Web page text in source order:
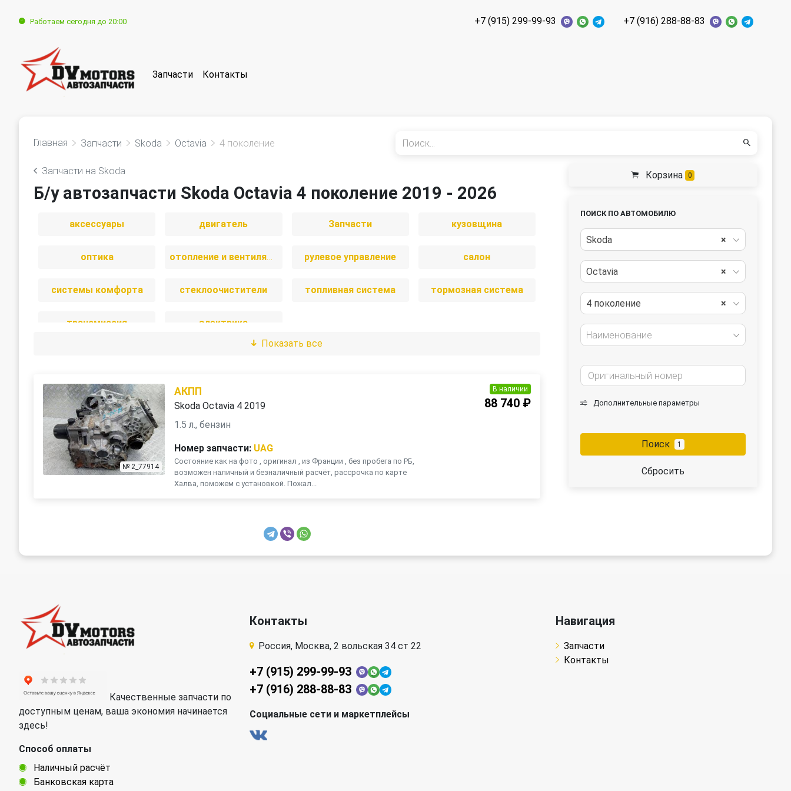
Работаем сегодня до 20:00 +7 (915) 299-99-93 +7 (916) 288-88-83
Запчасти Контакты
Главная Запчасти Skoda Octavia 4 поколение
Запчасти на Skoda
Б/у автозапчасти Skoda Octavia 4 поколение 2019 - 2026
аксессуары двигатель Запчасти кузовщина
оптика отопление и вентиляция рулевое управление салон
системы комфорта стеклоочистители топливная система тормозная система
трансмиссия
электрика
Показать все
№ 2_77914
АКПП
Skoda Octavia 4 2019
1.5 л., бензин
Номер запчасти: UAG
Состояние как на фото , оригинал , из Франции , без пробега по РБ,
возможен наличный и безналичный расчёт, рассрочка по карте
Халва, поможем с установкой. Пожал...
В наличии
88 740 ₽
Корзина 0
ПОИСК ПО АВТОМОБИЛЮ
×
Skoda
×
Octavia
×
4 поколение
Наименование
Дополнительные параметры
Поиск 1
Сбросить
Качественные запчасти по
доступным ценам, ваша экономия начинается
здесь!
Способ оплаты
Наличный расчёт
Банковская карта
Контакты
Россия, Москва, 2 вольская 34 ст 22
+7 (915) 299-99-93
+7 (916) 288-88-83
Социальные сети и маркетплейсы
Навигация
Запчасти
Контакты